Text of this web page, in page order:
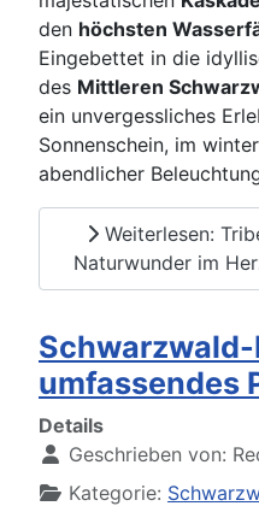
den höchsten
Eingebettet in die
des Mittleren
ein unvergessliches
Sonnenschein, im
abendlicher
Weiterlesen:
Naturwunder im
umfassendes
Details
Geschrieben von:
Kategorie: